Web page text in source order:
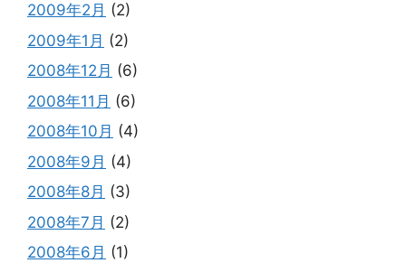
2009年2月 (2)
2009年1月 (2)
2008年12月 (6)
2008年11月 (6)
2008年10月 (4)
2008年9月 (4)
2008年8月 (3)
2008年7月 (2)
2008年6月 (1)